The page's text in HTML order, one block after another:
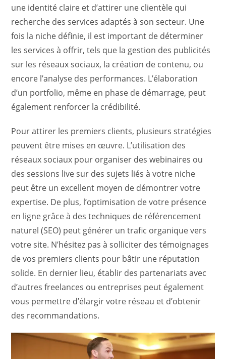
une identité claire et d’attirer une clientèle qui
recherche des services adaptés à son secteur. Une
fois la niche définie, il est important de déterminer
les services à offrir, tels que la gestion des publicités
sur les réseaux sociaux, la création de contenu, ou
encore l’analyse des performances. L’élaboration
d’un portfolio, même en phase de démarrage, peut
également renforcer la crédibilité.
Pour attirer les premiers clients, plusieurs stratégies
peuvent être mises en œuvre. L’utilisation des
réseaux sociaux pour organiser des webinaires ou
des sessions live sur des sujets liés à votre niche
peut être un excellent moyen de démontrer votre
expertise. De plus, l’optimisation de votre présence
en ligne grâce à des techniques de référencement
naturel (SEO) peut générer un trafic organique vers
votre site. N’hésitez pas à solliciter des témoignages
de vos premiers clients pour bâtir une réputation
solide. En dernier lieu, établir des partenariats avec
d’autres freelances ou entreprises peut également
vous permettre d’élargir votre réseau et d’obtenir
des recommandations.